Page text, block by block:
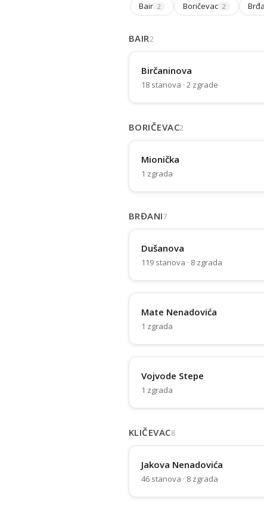
Bair 2 Boričevac 2
BAIR2
Birčaninova
18 stanova · 2 zgrade
BORIČEVAC2
Mionička
1 zgrada
BRĐANI7
Dušanova
119 stanova · 8 zgrada
Mate Nenadovića
1 zgrada
Vojvode Stepe
1 zgrada
KLIČEVAC8
Jakova Nenadovića
46 stanova · 8 zgrada